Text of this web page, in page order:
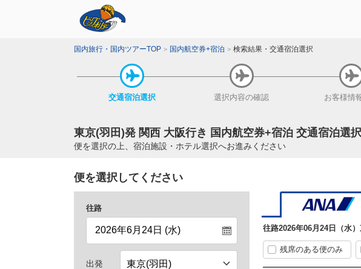
国内旅行・国内ツアーTOP 国内航空券+宿泊 検索結果・交通宿泊選択
交通宿泊選択 選択内容の確認 お客様情
東京(羽田)発 関西 大阪行き 国内航空券+宿泊 交通宿泊選択
便を選択の上、宿泊施設・ホテル選択へお進みください
便を選択してください
往路
出発
往路2026年06月24日（水）
残席のある便のみ